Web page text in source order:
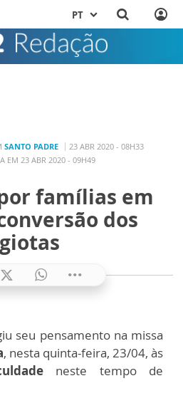
PT
SANTO PADRE
23 ABR 2020 - 08H33
EM 23 ABR 2020 - 09H49
famílias em
dos
seu pensamento na missa
, nesta quinta-feira, 23/04, às
neste tempo de